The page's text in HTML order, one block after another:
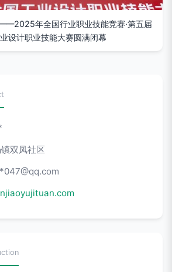
年全国行业职业技能竞赛·第五届
设计职业技能大赛圆满闭幕
双凤社区
047@qq.com